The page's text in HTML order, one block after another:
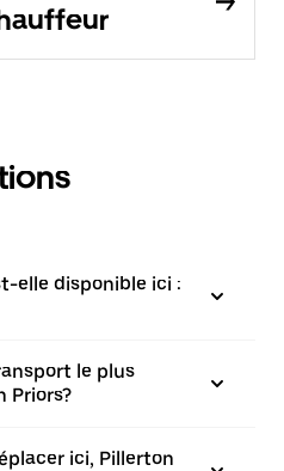
elle disponible ici :
le plus
Priors?
ici, Pillerton